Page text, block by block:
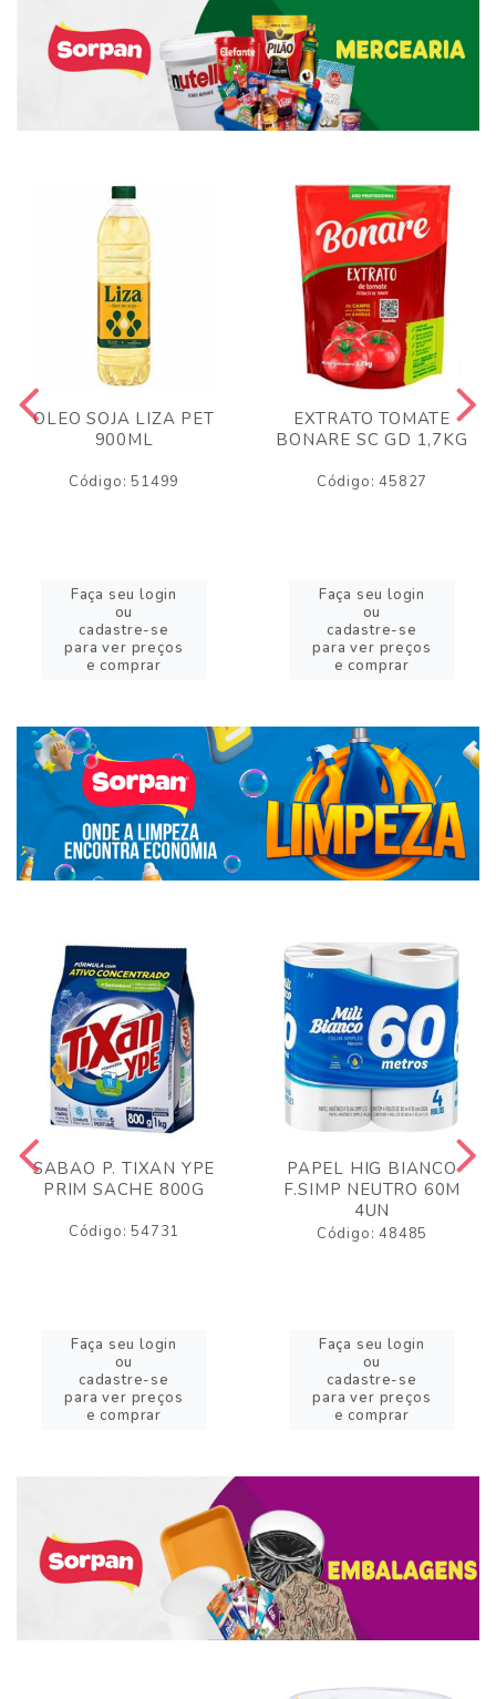
OLEO SOJA LIZA PET
900ML
Código: 51499
Faça seu login
ou
cadastre-se
para ver preços
e comprar
EXTRATO TOMATE
BONARE SC GD 1,7KG
Código: 45827
Faça seu login
ou
cadastre-se
para ver preços
e comprar
SABAO P. TIXAN YPE
PRIM SACHE 800G
Código: 54731
Faça seu login
ou
cadastre-se
para ver preços
e comprar
PAPEL HIG BIANCO
F.SIMP NEUTRO 60M
4UN
Código: 48485
Faça seu login
ou
cadastre-se
para ver preços
e comprar